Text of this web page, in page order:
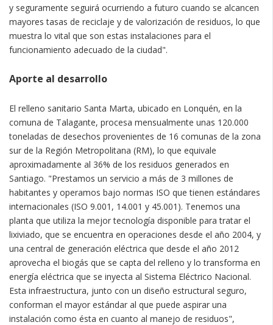
y seguramente seguirá ocurriendo a futuro cuando se alcancen
mayores tasas de reciclaje y de valorización de residuos, lo que
muestra lo vital que son estas instalaciones para el
funcionamiento adecuado de la ciudad".
Aporte al desarrollo
El relleno sanitario Santa Marta, ubicado en Lonquén, en la
comuna de Talagante, procesa mensualmente unas 120.000
toneladas de desechos provenientes de 16 comunas de la zona
sur de la Región Metropolitana (RM), lo que equivale
aproximadamente al 36% de los residuos generados en
Santiago. "Prestamos un servicio a más de 3 millones de
habitantes y operamos bajo normas ISO que tienen estándares
internacionales (ISO 9.001, 14.001 y 45.001). Tenemos una
planta que utiliza la mejor tecnología disponible para tratar el
lixiviado, que se encuentra en operaciones desde el año 2004, y
una central de generación eléctrica que desde el año 2012
aprovecha el biogás que se capta del relleno y lo transforma en
energía eléctrica que se inyecta al Sistema Eléctrico Nacional.
Esta infraestructura, junto con un diseño estructural seguro,
conforman el mayor estándar al que puede aspirar una
instalación como ésta en cuanto al manejo de residuos",